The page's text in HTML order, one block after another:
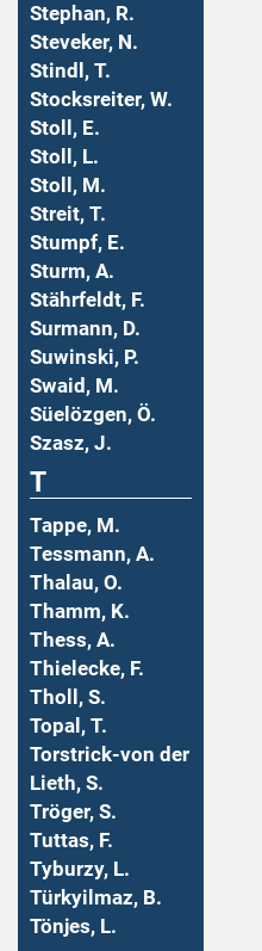
Stephan, R.
Steveker, N.
Stindl, T.
Stocksreiter, W.
Stoll, E.
Stoll, L.
Stoll, M.
Streit, T.
Stumpf, E.
Sturm, A.
Stährfeldt, F.
Surmann, D.
Suwinski, P.
Swaid, M.
Süelözgen, Ö.
Szasz, J.
T
Tappe, M.
Tessmann, A.
Thalau, O.
Thamm, K.
Thess, A.
Thielecke, F.
Tholl, S.
Topal, T.
Torstrick-von der
Lieth, S.
Tröger, S.
Tuttas, F.
Tyburzy, L.
Türkyilmaz, B.
Tönjes, L.